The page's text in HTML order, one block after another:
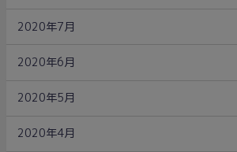
2020年7月
2020年6月
2020年5月
2020年4月